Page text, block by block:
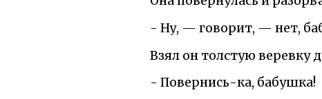
- Ну, — говорит, — нет,
Взял он толстую веревку
- Повернись-ка, бабушка!